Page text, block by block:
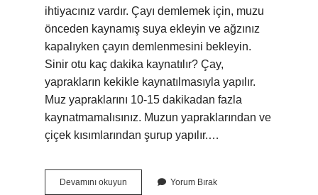
ihtiyacınız vardır. Çayı demlemek için, muzu
önceden kaynamış suya ekleyin ve ağzınız
kapalıyken çayın demlenmesini bekleyin.
Sinir otu kaç dakika kaynatılır? Çay,
yaprakların kekikle kaynatılmasıyla yapılır.
Muz yapraklarını 10-15 dakikadan fazla
kaynatmamalısınız. Muzun yapraklarından ve
çiçek kısımlarından şurup yapılır.…
Devamını okuyun Yorum Bırak